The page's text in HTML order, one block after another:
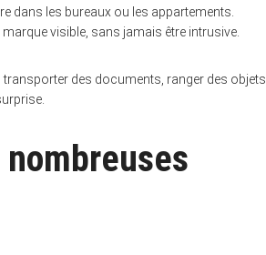
dans les bureaux ou les appartements.
visible, sans jamais être intrusive.
des documents, ranger des objets.